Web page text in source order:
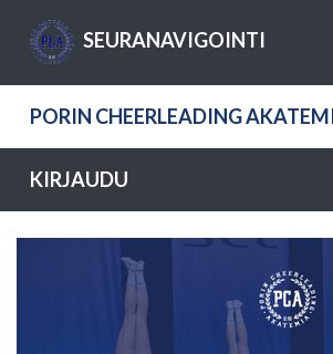
SEURANAVIGOINTI
PORIN CHEERLEADING
KIRJAUDU